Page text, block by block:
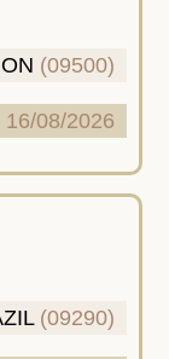
(09500)
16/08/2026
(09290)